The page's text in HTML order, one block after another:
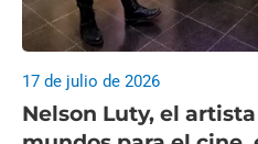
Nelson Luty, el
17 de julio de 2026